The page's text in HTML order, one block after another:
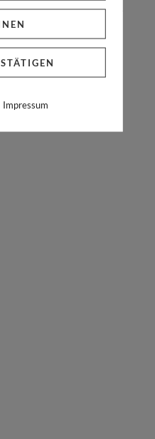
Floral Art – alles aus einer
persönliches Wedding-
und alles perfekt
Euch!
Impressum